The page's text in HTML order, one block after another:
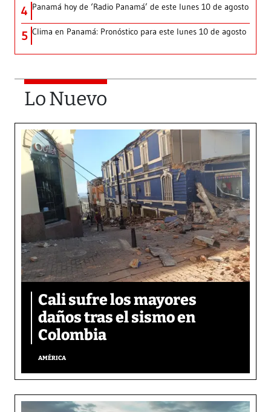
4 Panamá hoy de ‘Radio Panamá’ de este lunes 10 de agosto
5 Clima en Panamá: Pronóstico para este lunes 10 de agosto
Lo Nuevo
Cali sufre los mayores
daños tras el sismo en
Colombia
AMÉRICA